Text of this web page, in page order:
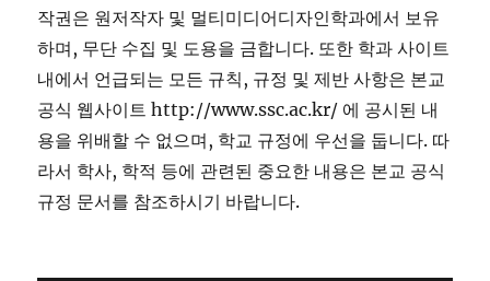
작권은 원저작자 및 멀티미디어디자인학과에서 보유
하며, 무단 수집 및 도용을 금합니다. 또한 학과 사이트
내에서 언급되는 모든 규칙, 규정 및 제반 사항은 본교
공식 웹사이트 http://www.ssc.ac.kr/ 에 공시된 내
용을 위배할 수 없으며, 학교 규정에 우선을 둡니다. 따
라서 학사, 학적 등에 관련된 중요한 내용은 본교 공식
규정 문서를 참조하시기 바랍니다.